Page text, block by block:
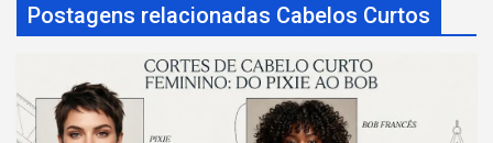
ç
o
d
Postagens relacionadas Cabelos Curtos